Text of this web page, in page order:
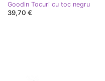
Goodin Tocuri cu toc negru
39,70 €